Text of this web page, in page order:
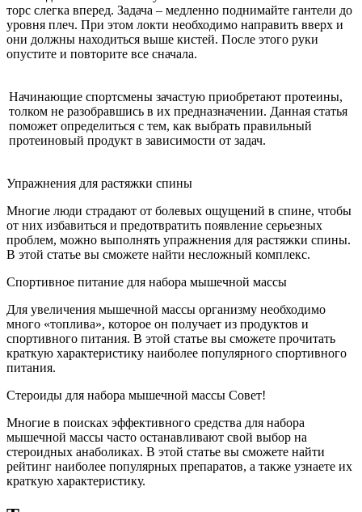
торс слегка вперед. Задача – медленно поднимайте гантели до
уровня плеч. При этом локти необходимо направить вверх и
они должны находиться выше кистей. После этого руки
опустите и повторите все сначала.
Начинающие спортсмены зачастую приобретают протеины,
толком не разобравшись в их предназначении. Данная статья
поможет определиться с тем, как выбрать правильный
протеиновый продукт в зависимости от задач.
Упражнения для растяжки спины
Многие люди страдают от болевых ощущений в спине, чтобы
от них избавиться и предотвратить появление серьезных
проблем, можно выполнять упражнения для растяжки спины.
В этой статье вы сможете найти несложный комплекс.
Спортивное питание для набора мышечной массы
Для увеличения мышечной массы организму необходимо
много «топлива», которое он получает из продуктов и
спортивного питания. В этой статье вы сможете прочитать
краткую характеристику наиболее популярного спортивного
питания.
Стероиды для набора мышечной массы Совет!
Многие в поисках эффективного средства для набора
мышечной массы часто останавливают свой выбор на
стероидных анаболиках. В этой статье вы сможете найти
рейтинг наиболее популярных препаратов, а также узнаете их
краткую характеристику.